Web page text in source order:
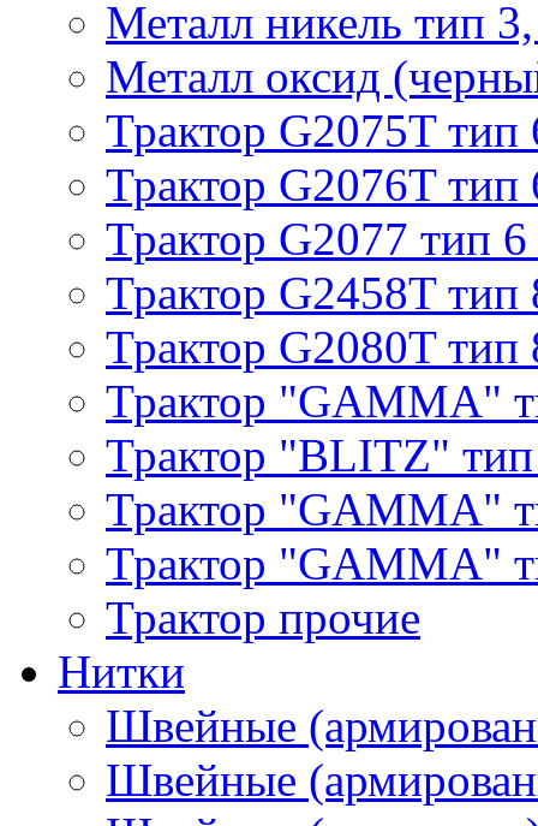
Металл никель тип
Металл оксид
Трактор G2075T тип
Трактор G2076T тип
Трактор G2077 тип 6
Трактор G2458T тип
Трактор G2080T тип
Трактор "GAMMA"
Трактор "BLITZ"
Трактор "GAMMA"
Трактор "GAMMA"
Трактор прочие
Нитки
Швейные
Швейные